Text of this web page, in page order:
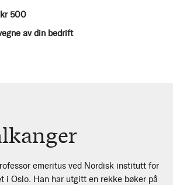
500
av din bedrift
emeritus ved Nordisk institutt for
i Oslo. Han har utgitt en rekke bøker på